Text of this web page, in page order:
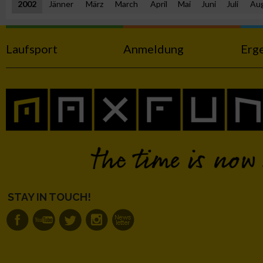
2002
Jänner März March April Mai Juni Juli
Laufsport Anmeldung
STAY IN TOUCH!
Entwicklung und Verbesserung der Angebote
Verwendung genauer Standortdaten
Geräte anhand von aktiv angeforderten Informationen